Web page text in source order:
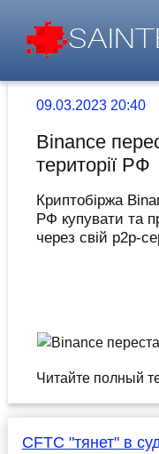
09.03.2023 20:40
Binance
території РФ
Криптобіржа
РФ купувати та
через свій p2p-
Читайте полный
CFTC "тянет" в